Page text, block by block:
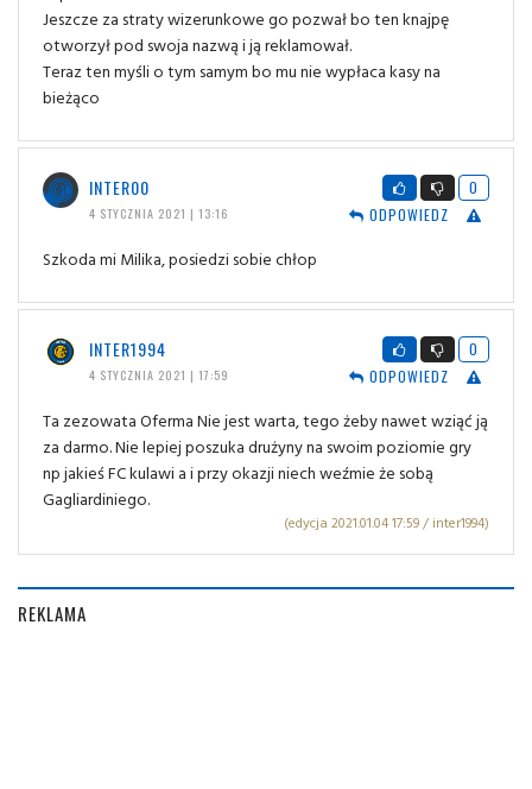
Jeszcze za straty wizerunkowe go pozwał bo ten knajpę
otworzył pod swoja nazwą i ją reklamował.
Teraz ten myśli o tym samym bo mu nie wypłaca kasy na
bieżąco
INTER00
4 STYCZNIA 2021 | 13:16
0
ODPOWIEDZ
Szkoda mi Milika, posiedzi sobie chłop
INTER1994
4 STYCZNIA 2021 | 17:59
0
ODPOWIEDZ
Ta zezowata Oferma Nie jest warta, tego żeby nawet wziąć ją
za darmo. Nie lepiej poszuka drużyny na swoim poziomie gry
np jakieś FC kulawi a i przy okazji niech weźmie że sobą
Gagliardiniego.
(edycja 2021.01.04 17:59 / inter1994)
REKLAMA